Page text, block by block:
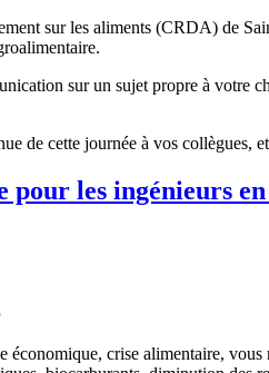
sur les aliments (CRDA) de
sur un sujet propre à
de cette journée à vos
pour les ingénieurs
crise alimentaire,